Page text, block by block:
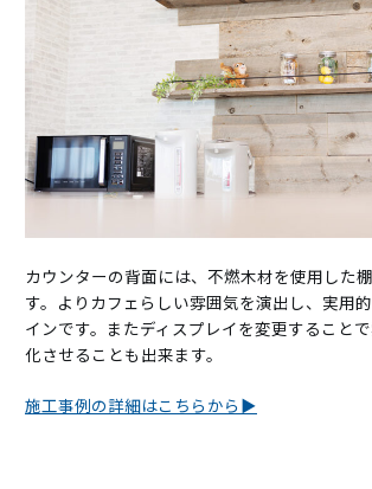
カウンターの背面には、不燃木材を使用した
す。よりカフェらしい雰囲気を演出し、実用
インです。またディスプレイを変更すること
化させることも出来ます。
施工事例の詳細はこちらから▶